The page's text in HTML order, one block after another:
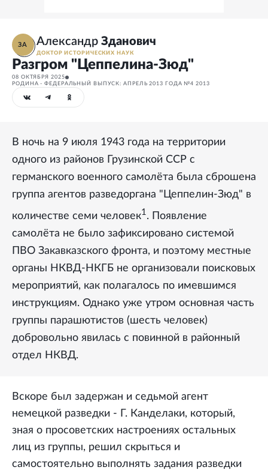
ЗА Александр Зданович
ДОКТОР ИСТОРИЧЕСКИХ НАУК
Разгром "Цеппелина-Зюд"
08 ОКТЯБРЯ 2025
РОДИНА - ФЕДЕРАЛЬНЫЙ ВЫПУСК: АПРЕЛЬ 2013 ГОДА №4 2013
В ночь на 9 июля 1943 года на территории
одного из районов Грузинской ССР с
германского военного самолёта была сброшена
группа агентов разведоргана "Цеппелин-Зюд" в
количестве семи человек1. Появление
самолёта не было зафиксировано системой
ПВО Закавказского фронта, и поэтому местные
органы НКВД-НКГБ не организовали поисковых
мероприятий, как полагалось по имевшимся
инструкциям. Однако уже утром основная часть
группы парашютистов (шесть человек)
добровольно явилась с повинной в районный
отдел НКВД.
Вскоре был задержан и седьмой агент
немецкой разведки - Г. Канделаки, который,
зная о просоветских настроениях остальных
лиц из группы, решил скрыться и
самостоятельно выполнять задания разведки